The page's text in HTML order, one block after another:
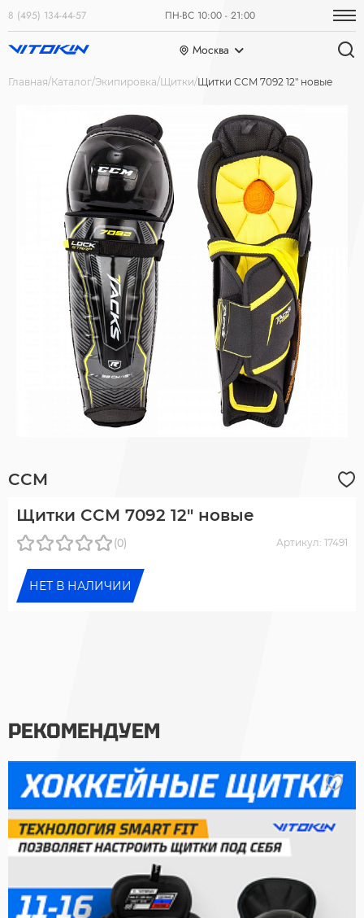
8 (495) 134-44-57 ПН-ВС 10:00 - 21:00
Москва
Главная Каталог Экипировка Щитки Щитки CCM 7092 12" новые
CCM
Щитки CCM 7092 12" новые
(0) Артикул: 17491
НЕТ В НАЛИЧИИ
РЕКОМЕНДУЕМ